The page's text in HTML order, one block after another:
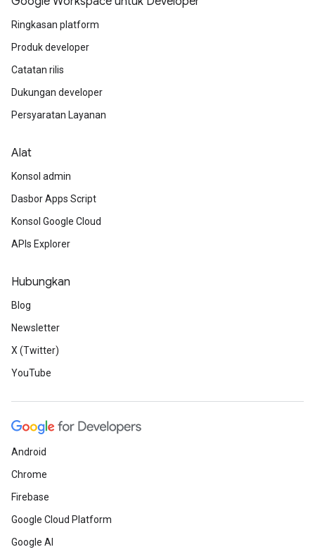
Ringkasan platform
Produk developer
Catatan rilis
Dukungan developer
Persyaratan Layanan
Alat
Konsol admin
Dasbor Apps Script
Konsol Google Cloud
APIs Explorer
Hubungkan
Blog
Newsletter
X (Twitter)
YouTube
Android
Chrome
Firebase
Google Cloud Platform
Google AI